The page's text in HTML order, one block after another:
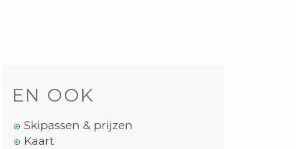
EN OOK
Skipassen & prijzen
Kaart